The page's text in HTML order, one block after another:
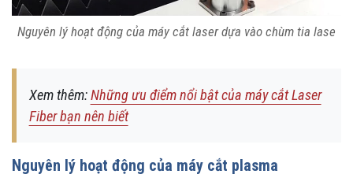
Nguyên lý hoạt động của máy cắt laser dựa vào chùm tia lase
Xem thêm:Những ưu điểm nổi bật của máy cắt Laser
Fiber bạn nên biết
Nguyên lý hoạt động của máy cắt plasma